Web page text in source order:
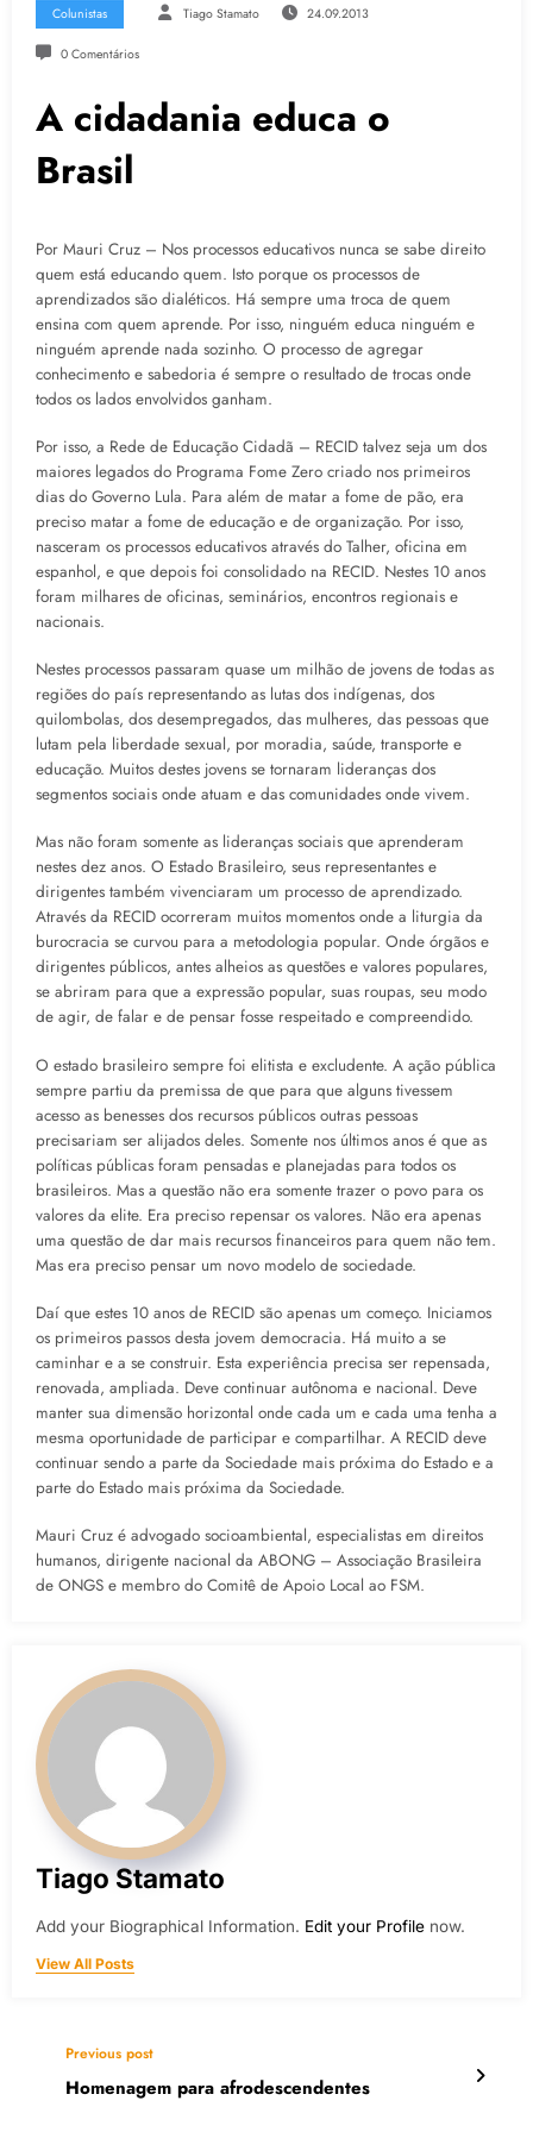
Colunistas Tiago Stamato 24.09.2013
0 Comentários
A cidadania educa o
Brasil
Por Mauri Cruz – Nos processos educativos nunca se sabe direito
quem está educando quem. Isto porque os processos de
aprendizados são dialéticos. Há sempre uma troca de quem
ensina com quem aprende. Por isso, ninguém educa ninguém e
ninguém aprende nada sozinho. O processo de agregar
conhecimento e sabedoria é sempre o resultado de trocas onde
todos os lados envolvidos ganham.
Por isso, a Rede de Educação Cidadã – RECID talvez seja um dos
maiores legados do Programa Fome Zero criado nos primeiros
dias do Governo Lula. Para além de matar a fome de pão, era
preciso matar a fome de educação e de organização. Por isso,
nasceram os processos educativos através do Talher, oficina em
espanhol, e que depois foi consolidado na RECID. Nestes 10 anos
foram milhares de oficinas, seminários, encontros regionais e
nacionais.
Nestes processos passaram quase um milhão de jovens de todas as
regiões do país representando as lutas dos indígenas, dos
quilombolas, dos desempregados, das mulheres, das pessoas que
lutam pela liberdade sexual, por moradia, saúde, transporte e
educação. Muitos destes jovens se tornaram lideranças dos
segmentos sociais onde atuam e das comunidades onde vivem.
Mas não foram somente as lideranças sociais que aprenderam
nestes dez anos. O Estado Brasileiro, seus representantes e
dirigentes também vivenciaram um processo de aprendizado.
Através da RECID ocorreram muitos momentos onde a liturgia da
burocracia se curvou para a metodologia popular. Onde órgãos e
dirigentes públicos, antes alheios as questões e valores populares,
se abriram para que a expressão popular, suas roupas, seu modo
de agir, de falar e de pensar fosse respeitado e compreendido.
O estado brasileiro sempre foi elitista e excludente. A ação pública
sempre partiu da premissa de que para que alguns tivessem
acesso as benesses dos recursos públicos outras pessoas
precisariam ser alijados deles. Somente nos últimos anos é que as
políticas públicas foram pensadas e planejadas para todos os
brasileiros. Mas a questão não era somente trazer o povo para os
valores da elite. Era preciso repensar os valores. Não era apenas
uma questão de dar mais recursos financeiros para quem não tem.
Mas era preciso pensar um novo modelo de sociedade.
Daí que estes 10 anos de RECID são apenas um começo. Iniciamos
os primeiros passos desta jovem democracia. Há muito a se
caminhar e a se construir. Esta experiência precisa ser repensada,
renovada, ampliada. Deve continuar autônoma e nacional. Deve
manter sua dimensão horizontal onde cada um e cada uma tenha a
mesma oportunidade de participar e compartilhar. A RECID deve
continuar sendo a parte da Sociedade mais próxima do Estado e a
parte do Estado mais próxima da Sociedade.
Mauri Cruz é advogado socioambiental, especialistas em direitos
humanos, dirigente nacional da ABONG – Associação Brasileira
de ONGS e membro do Comitê de Apoio Local ao FSM.
Tiago Stamato
Add your Biographical Information. Edit your Profile now.
View All Posts
Previous post
Homenagem para afrodescendentes